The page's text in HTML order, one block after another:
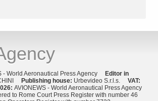
- World Aeronautical Press Agency Editor in
Publishing house: Urbevideo S.r.l.s. VAT:
AVIONEWS - World Aeronautical Press Agency
to Rome Court Press Register with number 46